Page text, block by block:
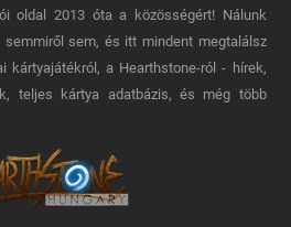
oldal 2013 óta a közösségért! Nálunk
sem, és itt mindent megtalálsz
kártyajátékról, a Hearthstone-ról - hírek,
teljes kártya adatbázis, és még több